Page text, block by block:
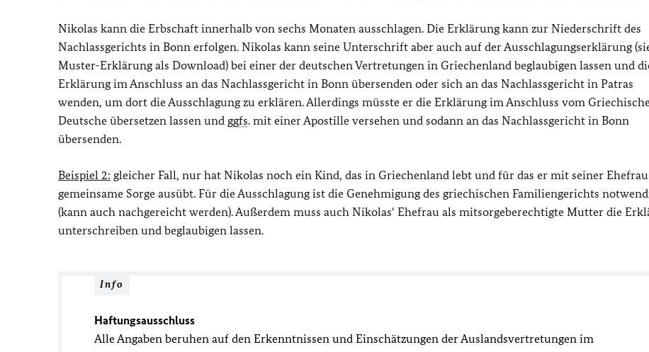
Nikolas kann die Erbschaft innerhalb von sechs Monaten ausschlagen. Die Erklärung kann zur Niederschrift des
Nachlassgerichts in Bonn erfolgen. Nikolas kann seine Unterschrift aber auch auf der Ausschlagungserklärung
Muster-Erklärung als Download) bei einer der deutschen Vertretungen in Griechenland beglaubigen lassen und
Erklärung im Anschluss an das Nachlassgericht in Bonn übersenden oder sich an das Nachlassgericht in Patras
wenden, um dort die Ausschlagung zu erklären. Allerdings müsste er die Erklärung im Anschluss vom
Deutsche übersetzen lassen und ggfs. mit einer Apostille versehen und sodann an das Nachlassgericht in Bonn
übersenden.
Beispiel 2: gleicher Fall, nur hat Nikolas noch ein Kind, das in Griechenland lebt und für das er mit seiner
gemeinsame Sorge ausübt. Für die Ausschlagung ist die Genehmigung des griechischen Familiengerichts
(kann auch nachgereicht werden). Außerdem muss auch Nikolas‘ Ehefrau als mitsorgeberechtigte Mutter die
unterschreiben und beglaubigen lassen.
Info
Haftungsausschluss
Alle Angaben beruhen auf den Erkenntnissen und Einschätzungen der Auslandsvertretungen im